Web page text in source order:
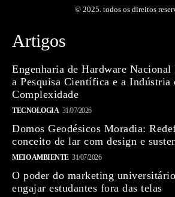
© 2025. todos os direitos
Artigos
Engenharia de Hardware
a Pesquisa Científica e a Indústria
Complexidade
TECNOLOGIA 31/07/2026
Domos Geodésicos Moradia:
conceito de lar com design e
MEIO AMBIENTE 31/07/2026
O poder do marketing
engajar estudantes fora das telas